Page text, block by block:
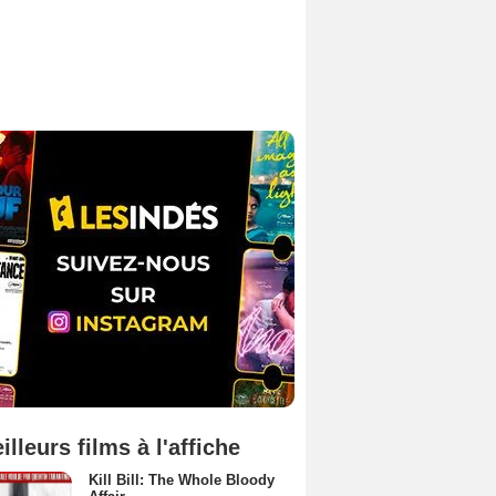
films à l'affiche
Kill Bill: The Whole Bloody